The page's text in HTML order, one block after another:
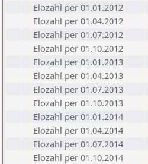
Elozahl per 01.01.2012
Elozahl per 01.04.2012
Elozahl per 01.07.2012
Elozahl per 01.10.2012
Elozahl per 01.01.2013
Elozahl per 01.04.2013
Elozahl per 01.07.2013
Elozahl per 01.10.2013
Elozahl per 01.01.2014
Elozahl per 01.04.2014
Elozahl per 01.07.2014
Elozahl per 01.10.2014